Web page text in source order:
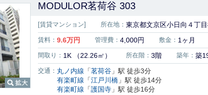
MODULOR茗荷谷 303
[賃貸マンション] 所在地： 東京都文京区小日向４丁
賃料： 9.6万円 管理費： 4,000円 敷金： 1ヶ月
間取り： 1K （22.26㎡） 所在階： 3階 築年： 築
交通： 丸ノ内線 「茗荷谷 」駅 徒歩3分
有楽町線 「江戸川橋 」駅 徒歩14分
有楽町線 「護国寺 」駅 徒歩16分